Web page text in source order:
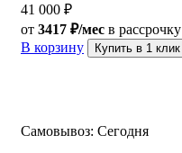
41 000 ₽
от 3417 ₽/мес в рассрочку
В корзину
Купить в 1 клик
Самовывоз: Сегодня